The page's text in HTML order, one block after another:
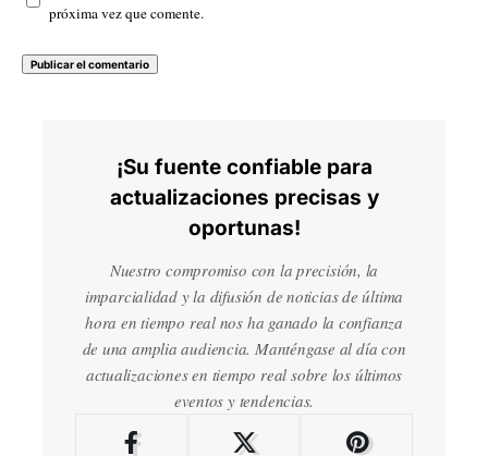
próxima vez que comente.
¡Su fuente confiable para
actualizaciones precisas y
oportunas!
Nuestro compromiso con la precisión, la
imparcialidad y la difusión de noticias de última
hora en tiempo real nos ha ganado la confianza
de una amplia audiencia. Manténgase al día con
actualizaciones en tiempo real sobre los últimos
eventos y tendencias.